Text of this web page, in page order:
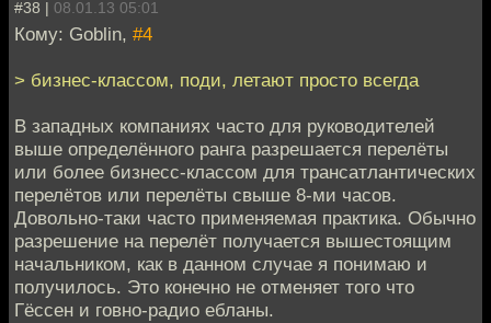
#38 | 08.01.13 05:01
Кому: Goblin, #4
> бизнес-классом, поди, летают просто всегда
В западных компаниях часто для руководителей
выше определённого ранга разрешается перелёты
или более бизнесс-классом для трансатлантических
перелётов или перелёты свыше 8-ми часов.
Довольно-таки часто применяемая практика. Обычно
разрешение на перелёт получается вышестоящим
начальником, как в данном случае я понимаю и
получилось. Это конечно не отменяет того что
Гёссен и говно-радио ебланы.